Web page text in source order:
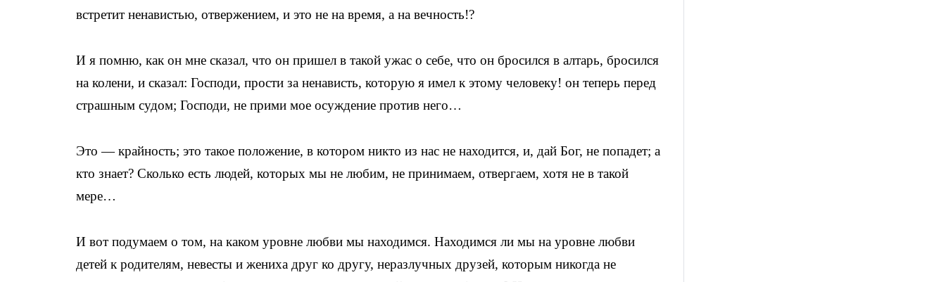
встретит ненавистью, отвержением, и это не на время, а на вечность!?
И я помню, как он мне сказал, что он пришел в такой ужас о себе, что он бросился в алтарь, бросился
на колени, и сказал: Господи, прости за ненависть, которую я имел к этому человеку! он теперь перед
страшным судом; Господи, не прими мое осуждение против него…
Это — крайность; это такое положение, в котором никто из нас не находится, и, дай Бог, не попадет; а
кто знает? Сколько есть людей, которых мы не любим, не принимаем, отвергаем, хотя не в такой
мере…
И вот подумаем о том, на каком уровне любви мы находимся. Находимся ли мы на уровне любви
детей к родителям, невесты и жениха друг ко другу, неразлучных друзей, которым никогда не